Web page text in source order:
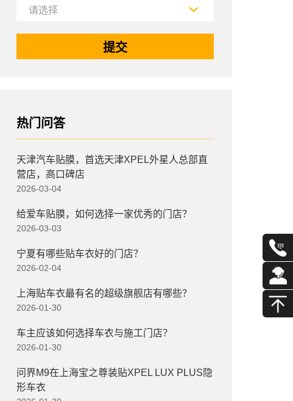
热门问答
天津汽车贴膜，首选天津XPEL外星人总部直
营店，高口碑店
2026-03-04
给爱车贴膜，如何选择一家优秀的门店？
2026-03-03
宁夏有哪些贴车衣好的门店？
2026-02-04
上海贴车衣最有名的超级旗舰店有哪些？
2026-01-30
车主应该如何选择车衣与施工门店？
2026-01-30
问界M9在上海宝之尊装贴XPEL LUX PLUS隐
形车衣